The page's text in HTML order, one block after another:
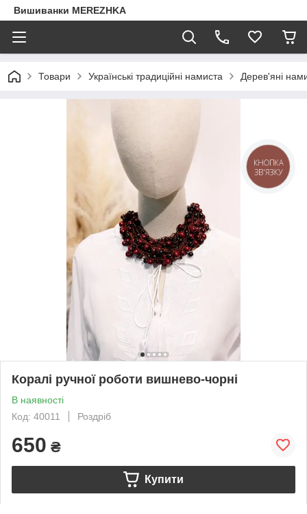
Вишиванки MEREZHKA
Товари Українські традиційні намиста Дерев'яні
Коралі ручної роботи вишнево-чорні
В наявності
Код: 40011
Роздріб
650 ₴
Купити
КНОПКА
ЗВ'ЯЗКУ